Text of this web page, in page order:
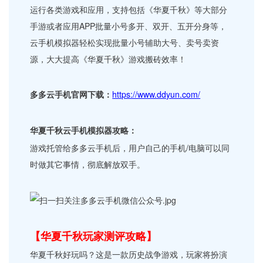
运行各类游戏和应用，支持包括《华夏千秋》等大部分
手游或者应用APP批量小号多开、双开、五开分身等，
云手机模拟器轻松实现批量小号辅助大号、卖号卖资
源，大大提高《华夏千秋》游戏搬砖效率！
多多云手机官网下载： https://www.ddyun.com/
华夏千秋云手机模拟器攻略：
游戏托管给多多云手机后，用户自己的手机/电脑可以同
时做其它事情，彻底解放双手。
【华夏千秋玩家测评攻略】
华夏千秋好玩吗？这是一款历史战争游戏，玩家将扮演